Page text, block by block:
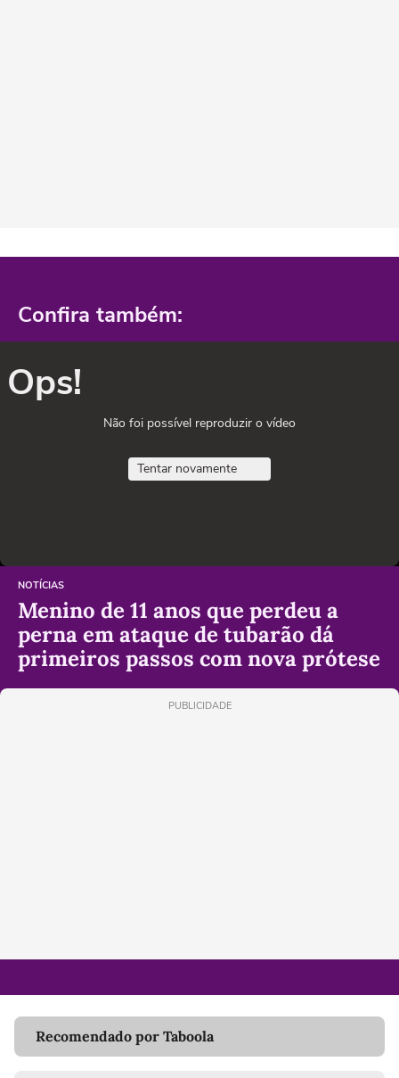
Confira também:
Ops!
Não foi possível reproduzir o vídeo
Tentar novamente
NOTÍCIAS
Menino de 11 anos que perdeu a
perna em ataque de tubarão dá
primeiros passos com nova prótese
PUBLICIDADE
Recomendado por Taboola